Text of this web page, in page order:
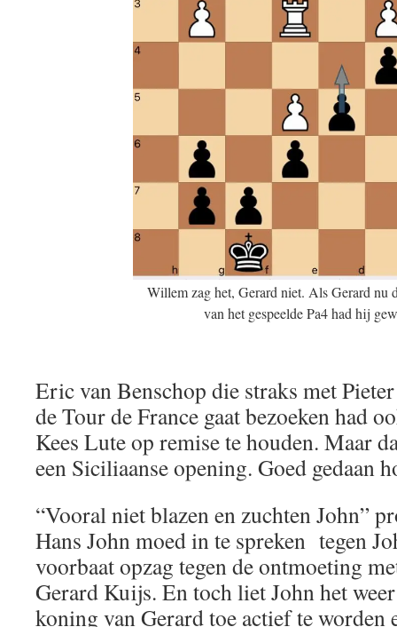
Willem zag het, Gerard niet. Als Gerard nu
van het gespeelde Pa4 had hij
Eric van Benschop die straks met
de Tour de France gaat bezoeken had
Kees Lute op remise te houden. Maar
een Siciliaanse opening. Goed gedaan
“Vooral niet blazen en zuchten John”
Hans John moed in te spreken tegen
voorbaat opzag tegen de ontmoeting
Gerard Kuijs. En toch liet John het
koning van Gerard toe actief te